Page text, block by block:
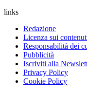
links
Redazione
Licenza sui
Responsabilità dei
Pubblicità
Iscriviti alla
Privacy Policy
Cookie Policy